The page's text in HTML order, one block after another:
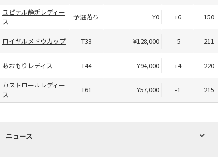
ユピテル静新レディー
ス
予選落ち ¥0 +6 150
ロイヤルメドウカップ T33 ¥128,000 -5 211
あおもりレディス T44 ¥94,000 +4 220
カストロールレディー
ス
T61 ¥57,000 -1 215
ニュース